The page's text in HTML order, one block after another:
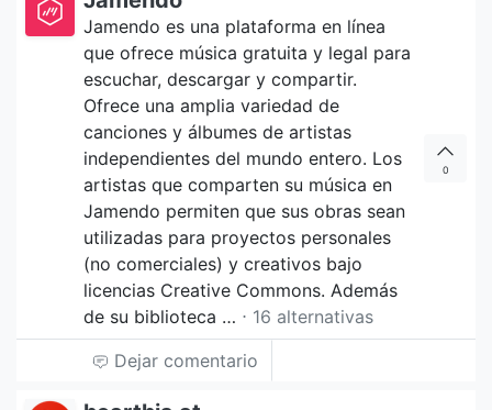
Jamendo es una plataforma en línea
que ofrece música gratuita y legal para
escuchar, descargar y compartir.
Ofrece una amplia variedad de
canciones y álbumes de artistas
independientes del mundo entero. Los
artistas que comparten su música en
Jamendo permiten que sus obras sean
utilizadas para proyectos personales
(no comerciales) y creativos bajo
licencias Creative Commons. Además
de su biblioteca … ⋅ 16 alternativas
0
Dejar comentario